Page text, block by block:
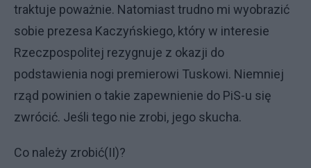
traktuje poważnie. Natomiast trudno mi wyobrazić
sobie prezesa Kaczyńskiego, który w interesie
Rzeczpospolitej rezygnuje z okazji do
podstawienia nogi premierowi Tuskowi. Niemniej
rząd powinien o takie zapewnienie do PiS-u się
zwrócić. Jeśli tego nie zrobi, jego skucha.
Co należy zrobić(II)?